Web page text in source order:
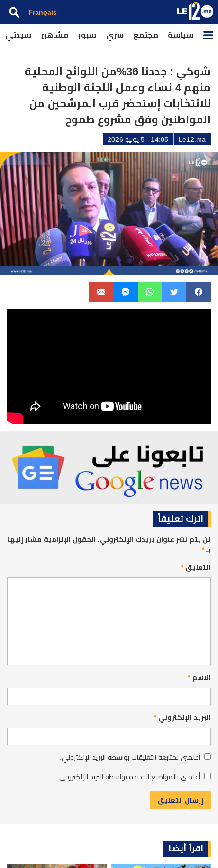
Français
سياسة مجتمع سري سبور مشاهير سيدتي
شوكي : جددنا 36%من اللوائح المحلية
منهم 4 نساء وعمل اللجنة الوطنية
للانتخابات إستحضر قرب المرشحين من
المواطنين وفق مشروع طموح
Le12.ma 14:05 - 5 يونيو 2026
اترك تعليقاً
لن يتم نشر عنوان بريدك الإلكتروني. الحقول الإلزامية مشار إليها
بـ*
التعليق*
الاسم*
البريد الإلكتروني*
أعلمني بمتابعة التعليقات بواسطة البريد الإلكتروني.
أعلمني بالمواضيع الجديدة بواسطة البريد الإلكتروني.
اقرأ أيضا